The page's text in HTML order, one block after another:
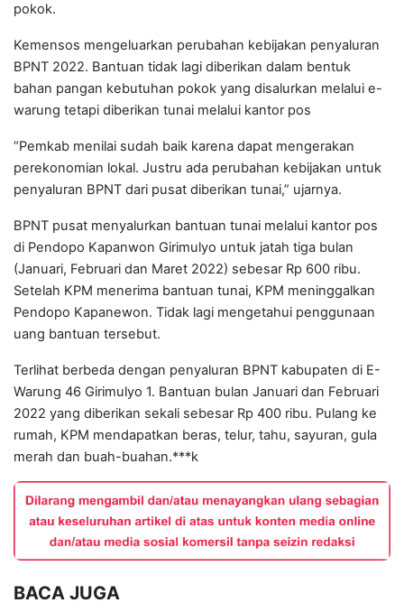
pokok.
Kemensos mengeluarkan perubahan kebijakan penyaluran
BPNT 2022. Bantuan tidak lagi diberikan dalam bentuk
bahan pangan kebutuhan pokok yang disalurkan melalui e-
warung tetapi diberikan tunai melalui kantor pos
“Pemkab menilai sudah baik karena dapat mengerakan
perekonomian lokal. Justru ada perubahan kebijakan untuk
penyaluran BPNT dari pusat diberikan tunai,” ujarnya.
BPNT pusat menyalurkan bantuan tunai melalui kantor pos
di Pendopo Kapanwon Girimulyo untuk jatah tiga bulan
(Januari, Februari dan Maret 2022) sebesar Rp 600 ribu.
Setelah KPM menerima bantuan tunai, KPM meninggalkan
Pendopo Kapanewon. Tidak lagi mengetahui penggunaan
uang bantuan tersebut.
Terlihat berbeda dengan penyaluran BPNT kabupaten di E-
Warung 46 Girimulyo 1. Bantuan bulan Januari dan Februari
2022 yang diberikan sekali sebesar Rp 400 ribu. Pulang ke
rumah, KPM mendapatkan beras, telur, tahu, sayuran, gula
merah dan buah-buahan.***k
BACA JUGA